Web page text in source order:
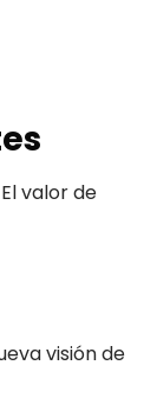
El valor de
visión de